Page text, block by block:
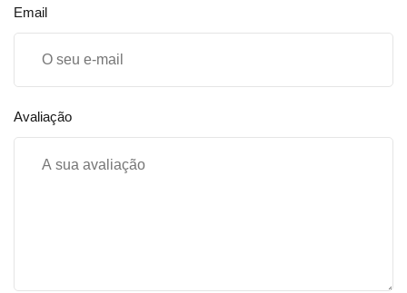
Email
Avaliação